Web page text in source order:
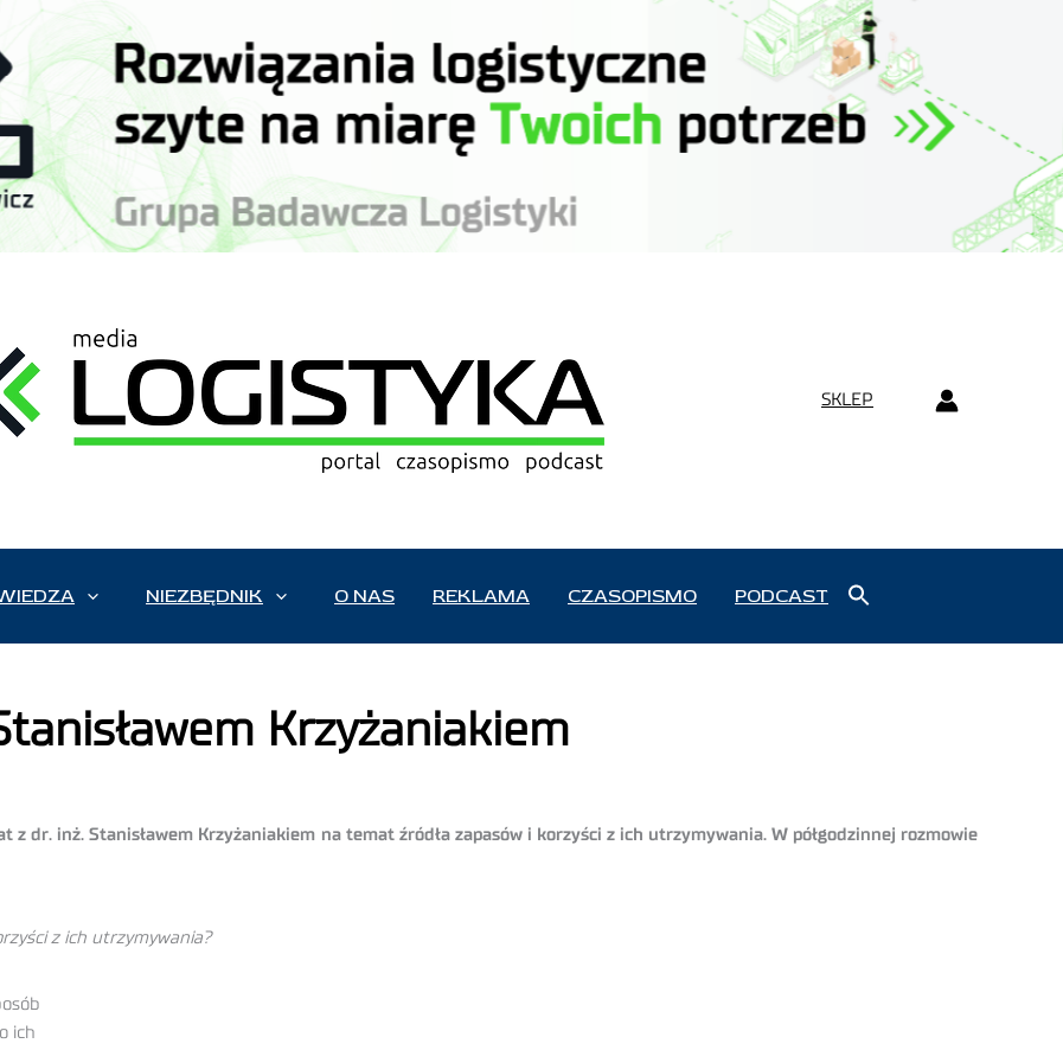
SKLEP
NIEZBĘDNIK O NAS REKLAMA CZASOPISMO PODCAST
Krzyżaniakiem
z dr. inż. Stanisławem Krzyżaniakiem na temat źródła zapasów i korzyści z ich utrzymywania. W półgodzinnej rozmowie
z ich utrzymywania?
ich